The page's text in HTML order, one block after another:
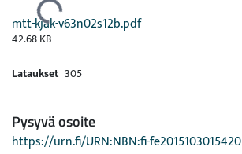
Ladataan...
mtt-kjak-v63n02s12b.pdf
42.68 KB
Lataukset 305
Pysyvä osoite
https://urn.fi/URN:NBN:fi-fe2015103015420